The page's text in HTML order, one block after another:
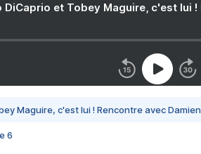
DiCaprio et Tobey Maguire, c'est lui
Maguire, c'est lui ! Rencontre avec
6